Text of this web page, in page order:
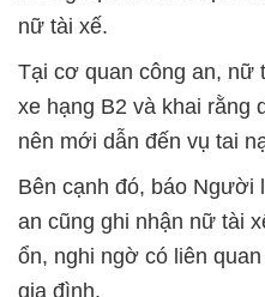
nữ tài xế.
Tại cơ quan công an, nữ
xe hạng B2 và khai rằng
nên mới dẫn đến vụ tai
Bên cạnh đó, báo Người
an cũng ghi nhận nữ tài
ổn, nghi ngờ có liên
gia đình.